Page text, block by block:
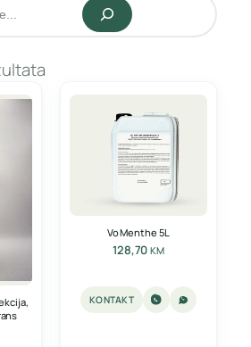
Vo Menthe 5L
128,70KM
KONTAKT